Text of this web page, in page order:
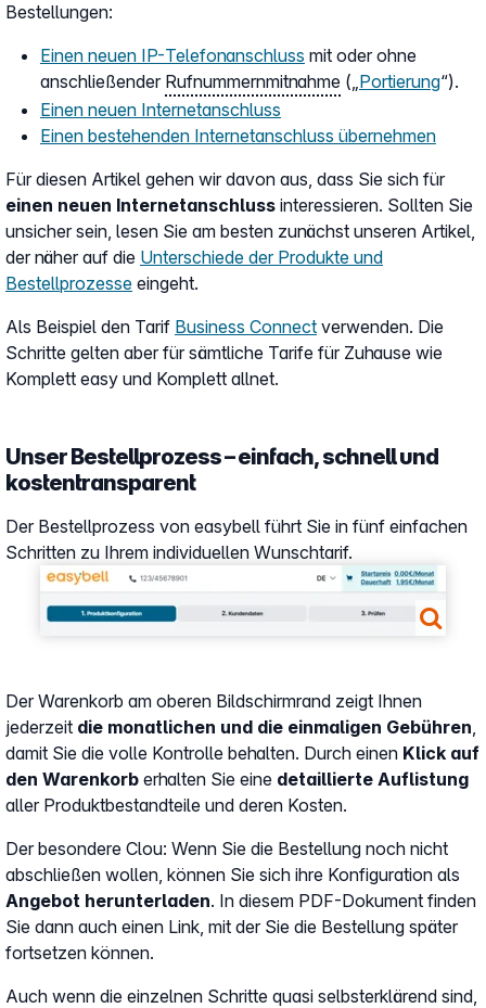
Bestellungen:
Einen neuen IP-Telefonanschluss mit oder ohne
anschließender Rufnummernmitnahme („Portierung“).
Einen neuen Internetanschluss
Einen bestehenden Internetanschluss übernehmen
Für diesen Artikel gehen wir davon aus, dass Sie sich für
einen neuen Internetanschluss interessieren. Sollten Sie
unsicher sein, lesen Sie am besten zunächst unseren Artikel,
der näher auf die Unterschiede der Produkte und
Bestellprozesse eingeht.
Als Beispiel den Tarif Business Connect verwenden. Die
Schritte gelten aber für sämtliche Tarife für Zuhause wie
Komplett easy und Komplett allnet.
Show larger version
Unser Bestellprozess – einfach, schnell und
kostentransparent
Der Bestellprozess von easybell führt Sie in fünf einfachen
Schritten zu Ihrem individuellen Wunschtarif.
Der Warenkorb am oberen Bildschirmrand zeigt Ihnen
jederzeit die monatlichen und die einmaligen Gebühren,
damit Sie die volle Kontrolle behalten. Durch einen Klick auf
den Warenkorb erhalten Sie eine detaillierte Auflistung
aller Produktbestandteile und deren Kosten.
Der besondere Clou: Wenn Sie die Bestellung noch nicht
abschließen wollen, können Sie sich ihre Konfiguration als
Angebot herunterladen. In diesem PDF-Dokument finden
Sie dann auch einen Link, mit der Sie die Bestellung später
fortsetzen können.
Auch wenn die einzelnen Schritte quasi selbsterklärend sind,